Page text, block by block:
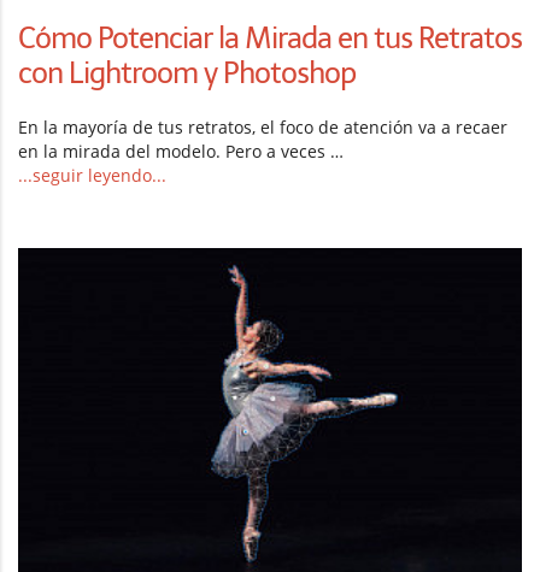
Cómo Potenciar la Mirada en tus Retratos
con Lightroom y Photoshop
En la mayoría de tus retratos, el foco de atención va a recaer
en la mirada del modelo. Pero a veces …
...seguir leyendo...